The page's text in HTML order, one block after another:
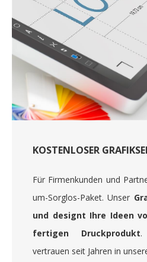
KOSTENLOSER
Für Firmenkunden und
um-Sorglos-Paket. Unser
und designt Ihre Ideen
fertigen Druckprodukt.
vertrauen seit Jahren in